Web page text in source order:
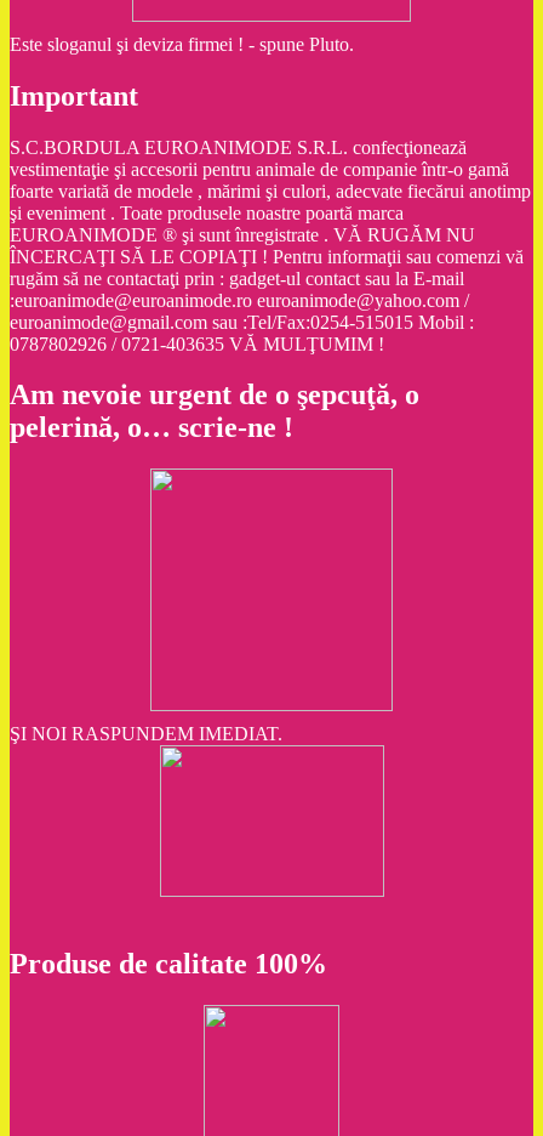
Este sloganul şi deviza firmei ! - spune Pluto.
Important
S.C.BORDULA EUROANIMODE S.R.L. confecţionează
vestimentaţie şi accesorii pentru animale de companie într-o gamă
foarte variată de modele , mărimi şi culori, adecvate fiecărui anotimp
şi eveniment . Toate produsele noastre poartă marca
EUROANIMODE ® şi sunt înregistrate . VĂ RUGĂM NU
ÎNCERCAŢI SĂ LE COPIAŢI ! Pentru informaţii sau comenzi vă
rugăm să ne contactaţi prin : gadget-ul contact sau la E-mail
:euroanimode@euroanimode.ro euroanimode@yahoo.com /
euroanimode@gmail.com sau :Tel/Fax:0254-515015 Mobil :
0787802926 / 0721-403635 VĂ MULŢUMIM !
Am nevoie urgent de o şepcuţă, o
pelerină, o… scrie-ne !
ŞI NOI RASPUNDEM IMEDIAT.
Produse de calitate 100%